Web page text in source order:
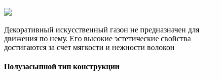
Декоративный искусственный газон не предназначен для
движения по нему. Его высокие эстетические свойства
достигаются за счет мягкости и нежности волокон
Полузасыпной тип конструкции